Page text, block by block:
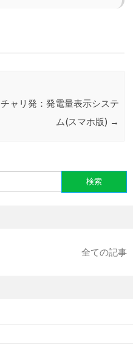
チャリ発：発電量表示システ
ム(スマホ版) →
全ての記事